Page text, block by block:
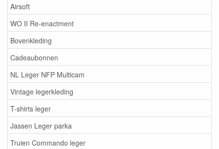
Airsoft
WO II Re-enactment
Bovenkleding
Cadeaubonnen
NL Leger NFP Multicam
Vintage legerkleding
T-shirts leger
Jassen Leger parka
Truien Commando leger